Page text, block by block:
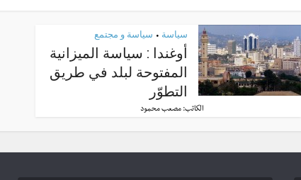
سياسة • سياسة و مجتمع
أوغندا : سياسة الميزانية
المفتوحة لبلد في طريق
التطوّر
الكاتب:مصعب محمود